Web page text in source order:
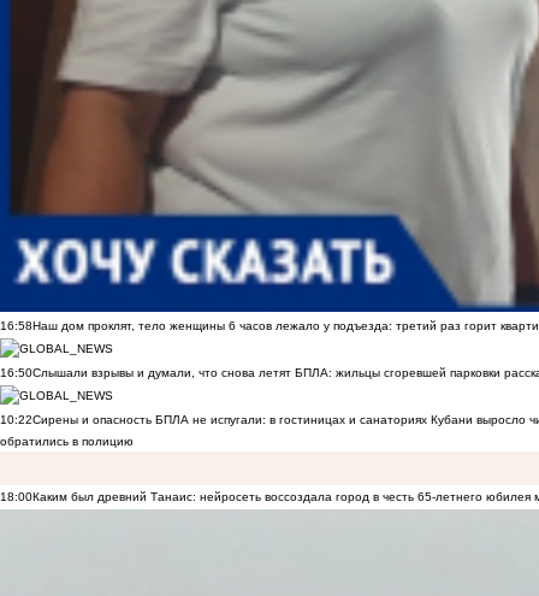
16:58Наш дом проклят, тело женщины 6 часов лежало у подъезда: третий раз горит
16:50Слышали взрывы и думали, что снова летят БПЛА: жильцы сгоревшей парковки
10:22Сирены и опасность БПЛА не испугали: в гостиницах и санаториях Кубани выросло
обратились в полицию
18:00Каким был древний Танаис: нейросеть воссоздала город в честь 65-летнего юбилея